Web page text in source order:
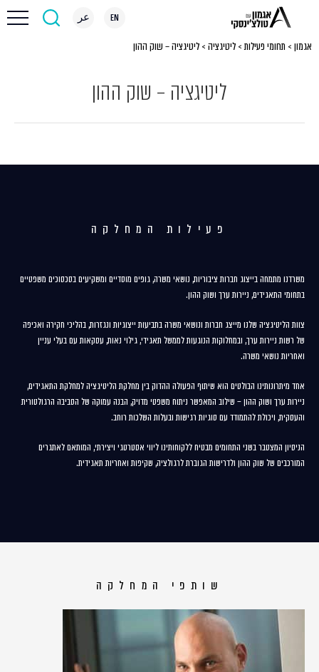
EN عر
אגמון > תחומי פעילות> ליטיגציה > ליטיגציה – שוק ההון
ליטיגציה – שוק ההון
פעילות המחלקה
משרדנו מתמחה בייצוג חברות ציבוריות, נושאי משרה, גופים מוסדיים ומשקיעים בסכסוכים משפטיים
בתחומי התאגידים, ניירות ערך ושוק ההון.
צוות הליטיגציה שלנו מייצג חברות ונושאי משרה בתביעות ייצוגיות ונגזרות, בהליכי חקירה ואכיפה
של רשות ניירות ערך, ובמחלוקות הנוגעות לממשל תאגידי, גילוי נאות, עסקאות עם בעלי עניין
ואחריות נושאי משרה.
אחד מיתרונותינו הבולטים הוא שיתוף הפעולה ההדוק בין מחלקת הליטיגציה למחלקת התאגידים,
ניירות ערך ושוק ההון – שילוב המאפשר ניתוח משפטי מדויק, הבנה עמוקה של הסביבה הרגולטורית
והעסקית, ויכולת להתמודד עם סוגיות רגישות ובעלות השלכות רוחב.
הניסיון המצטבר בשני התחומים מבטיח ללקוחותינו ליווי אסטרטגי ויצירתי, המותאם לאתגרים
המורכבים של שוק ההון ולדרישות הגוברת לרגולציה, שקיפות ואחריות תאגידית.
שותפי המחלקה